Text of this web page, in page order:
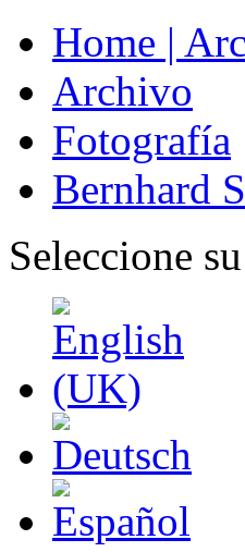
Home |
Archivo
Fotografía
Bernhard
Seleccione